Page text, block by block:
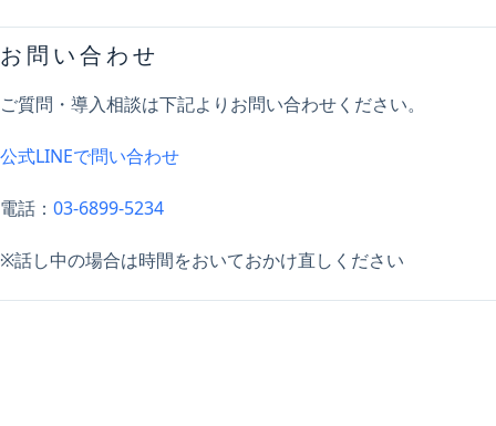
お問い合わせ
ご質問・導入相談は下記よりお問い合わせください。
公式LINEで問い合わせ
電話： 03-6899-5234
※話し中の場合は時間をおいておかけ直しください